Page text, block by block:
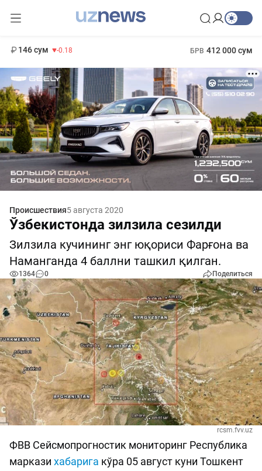
146 сум -0.18 БРВ 412 000 сум
Происшествия5 августа 2020
Ўзбекистонда зилзила сезилди
Зилзила кучининг энг юқориси Фарғона ва
Наманганда 4 баллни ташкил қилган.
1364 0 Поделиться
rcsm.fvv.uz
ФВВ Сейсмопрогностик мониторинг Республика
маркази хабарига кўра 05 август куни Тошкент